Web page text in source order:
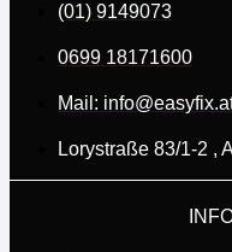
(01) 9149073
0699 18171600
Mail:
Lorystraße 83/1-2 ,